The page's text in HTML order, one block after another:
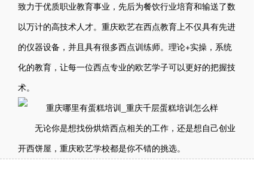
致力于优质职业教育事业，先后为餐饮行业培育和输送了数
以万计的高技术人才。重庆欧艺在西点教育上不仅具有先进
的仪器设备，并且具有很多西点训练师。理论+实操，系统
化的教育，让每一位西点专业的欧艺学子可以更好的把握技
术。
无论你是想找份烘焙西点相关的工作，还是想自己创业
开西饼屋，重庆欧艺学校都是你不错的挑选。